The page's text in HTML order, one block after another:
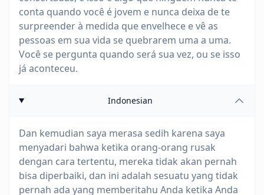
conta quando você é jovem e nunca deixa de te
surpreender à medida que envelhece e vê as
pessoas em sua vida se quebrarem uma a uma.
Você se pergunta quando será sua vez, ou se isso
já aconteceu.
Indonesian
Dan kemudian saya merasa sedih karena saya
menyadari bahwa ketika orang-orang rusak
dengan cara tertentu, mereka tidak akan pernah
bisa diperbaiki, dan ini adalah sesuatu yang tidak
pernah ada yang memberitahu Anda ketika Anda